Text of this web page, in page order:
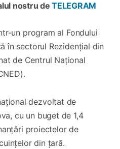
nostru deTELEGRAM
un program al Fondului
în sectorul Rezidențial din
de Centrul Național
dezvoltat de
cu un buget de 1,4
proiectelor de
din țară.